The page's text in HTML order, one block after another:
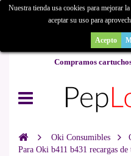
¿Buscas un repuesto de
Compramos
Nuestra tienda usa cookies para mejorar
aceptar su uso para
Acepto
Oki Consumibles
Para Oki b411 b431 recargas